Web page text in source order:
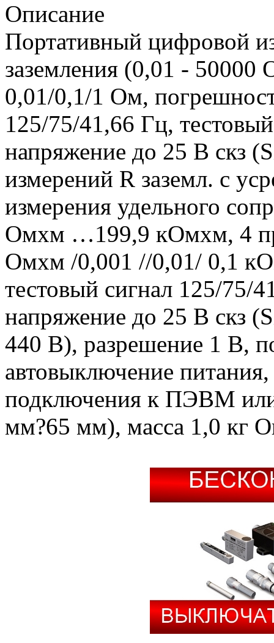
Описание
Портативный цифровой
заземления (0,01 - 50000
0,01/0,1/1 Ом,
125/75/41,66 Гц,
напряжение до 25 В скз
измерений R заземл. с
измерения удельного
Омхм …199,9 кОмхм, 4
Омхм /0,001 //0,01/ 0,1
тестовый сигнал 125/75/
напряжение до 25 В скз
440 В), разрешение 1 В,
автовыключение
подключения к ПЭВМ
мм?65 мм), масса 1,0 кг